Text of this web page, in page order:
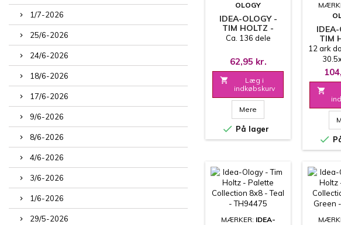
1/7-2026
25/6-2026
24/6-2026
18/6-2026
17/6-2026
9/6-2026
8/6-2026
4/6-2026
3/6-2026
1/6-2026
29/5-2026
OLOGY
IDEA-OLOGY -
TIM HOLTZ -
PALETTE
SNIPPETS
Ca. 136 dele
62,95 kr.

Læg i
indkøbskurv
Mere
 På lager
TIM
12 ark


MÆRKER: IDEA-